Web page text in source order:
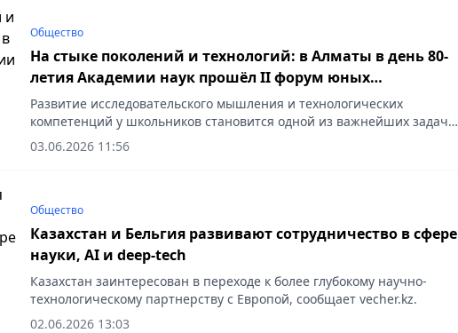
Общество
На стыке поколений и технологий: в Алматы в день 80-
летия Академии наук прошёл II форум юных
исследователей
Развитие исследовательского мышления и технологических
компетенций у школьников становится одной из важнейших задач
государства, сообщает Vecher.kz.
03.06.2026 11:56
Общество
Казахстан и Бельгия развивают сотрудничество в сфере
науки, AI и deep-tech
Казахстан заинтересован в переходе к более глубокому научно-
технологическому партнерству с Европой, сообщает vecher.kz.
02.06.2026 13:03